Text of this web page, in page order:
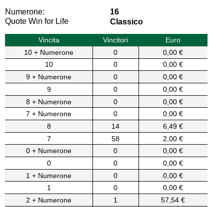
Numerone:
16
Quote Win for Life
Classico
Vincita Vincitori
Euro
10 + Numerone
0
0,00 €
10
0
0,00 €
9 + Numerone
0
0,00 €
9
0
0,00 €
8 + Numerone
0
0,00 €
7 + Numerone
0
0,00 €
8
14
6,49 €
7
58
2,00 €
0 + Numerone
0
0,00 €
0
0
0,00 €
1 + Numerone
0
0,00 €
1
0
0,00 €
2 + Numerone
1 57,54 €